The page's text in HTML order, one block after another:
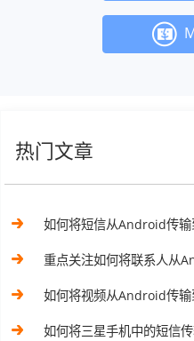
热门文章
如何将短信从Android传
重点关注如何将联系人从
如何将视频从Android传
如何将三星手机中的短信